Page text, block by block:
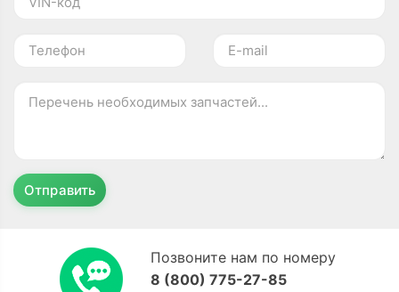
Отправить
Позвоните нам по номеру
8 (800) 775-27-85